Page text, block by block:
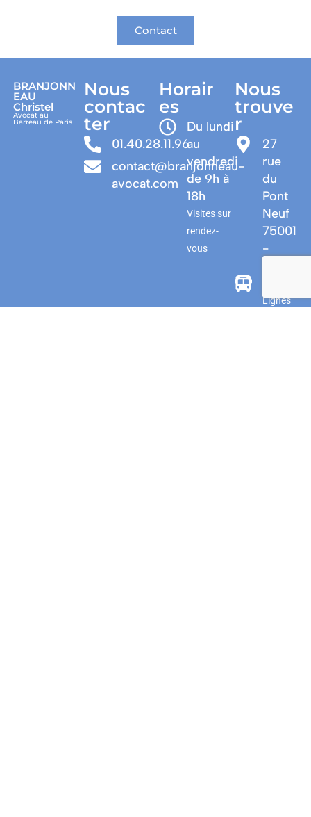
Contact
BRANJONN
EAU
Christel
Avocat au
Barreau de Paris
Nous
contac
ter
01.40.28.11.96
contact@branjonneau-
avocat.com
Horair
es
Du lundi
au
vendredi
de 9h à
18h
Visites sur
rendez-
vous
Nous
trouve
r
27
rue
du
Pont
Neuf
75001
-
Lignes